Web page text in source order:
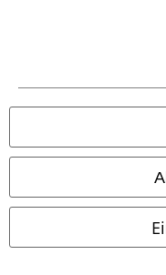
Leo Mesh Top
Pussy
Top